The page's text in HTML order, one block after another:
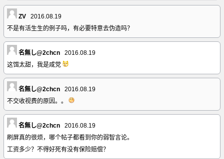
ZV
2016.08.19
不是有活生生的例子吗，有必要特意去伪造吗？
名無し@2chcn
2016.08.19
这饵太甜，我是咸党
名無し@2chcn
2016.08.19
不交收视费的原因。。
名無し@2chcn
2016.08.19
刷屏真的很烦，哪个帖子都看到你的弱智言论。
工资多少？不得好死有没有保险赔偿？